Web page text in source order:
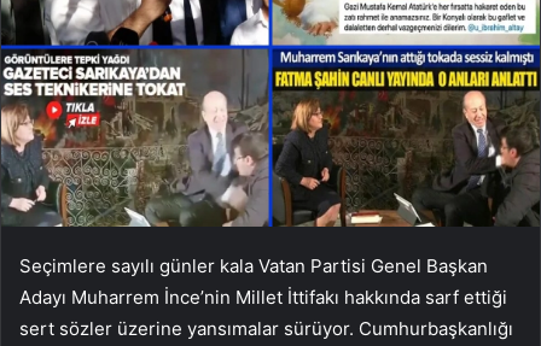
Seçimlere sayılı günler kala Vatan Partisi Genel Başkan
Adayı Muharrem İnce’nin Millet İttifakı hakkında sarf ettiği
sert sözler üzerine yansımalar sürüyor. Cumhurbaşkanlığı